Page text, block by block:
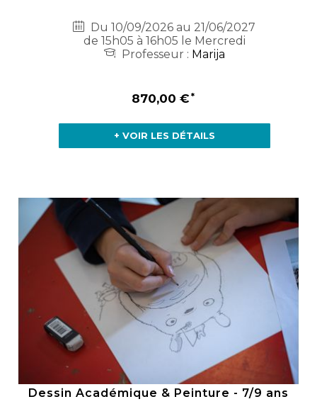
Du 10/09/2026 au 21/06/2027
de 15h05 à 16h05 le Mercredi
Professeur : Marija
870,00 €
+ VOIR LES DÉTAILS
Dessin Académique & Peinture - 7/9 ans